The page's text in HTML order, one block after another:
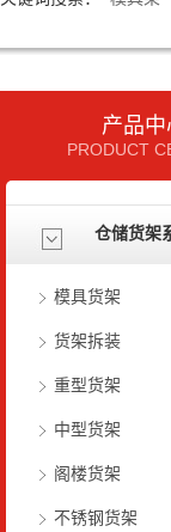
产品中
PRODUCT
仓储货架
模具货架
货架拆装
重型货架
中型货架
阁楼货架
不锈钢货架